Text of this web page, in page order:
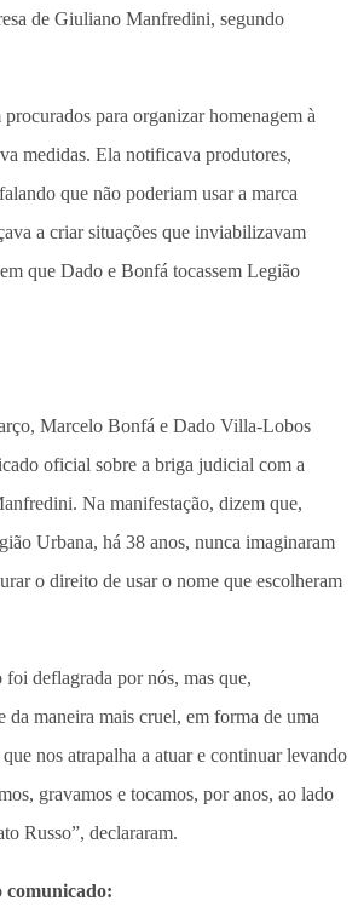
de Giuliano Manfredini, segundo
procurados para organizar homenagem à
medidas. Ela notificava produtores,
que não poderiam usar a marca
a criar situações que inviabilizavam
que Dado e Bonfá tocassem Legião
Marcelo Bonfá e Dado Villa-Lobos
oficial sobre a briga judicial com a
Na manifestação, dizem que,
Urbana, há 38 anos, nunca imaginaram
o direito de usar o nome que escolheram
foi deflagrada por nós, mas que,
da maneira mais cruel, em forma de uma
nos atrapalha a atuar e continuar levando
gravamos e tocamos, por anos, ao lado
Russo”, declararam.